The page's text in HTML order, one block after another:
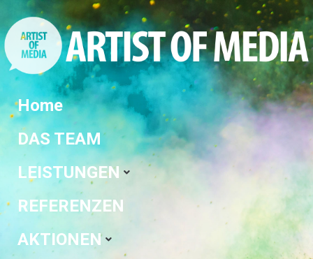
Home
DAS TEAM
LEISTUNGEN
REFERENZEN
AKTIONEN